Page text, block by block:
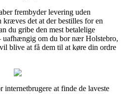
frembyder levering uden
kræves det at der bestilles for en
du gribe den mest betalelige
uafhængig om du bor nær Holstebro,
blive at få dem til at køre din ordre
at finde de laveste